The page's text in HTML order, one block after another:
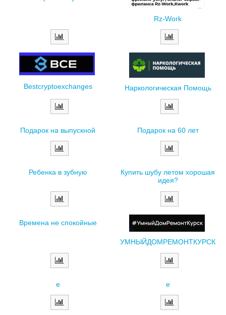
Rz-Work
Вestcryptoexchanges Наркологическая Помощь
Подарок на выпускной Подарок на 60 лет
Ребенка в зубную
Купить шубу летом хорошая
идея?
Времена не спокойные
УМНЫЙДОМРЕМОНТКУРСК
e e